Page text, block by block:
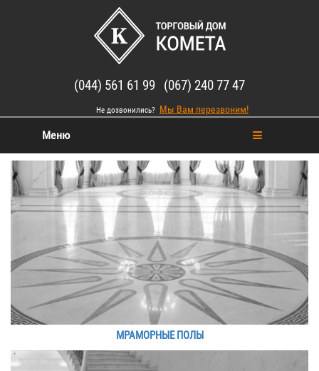
(044) 561 61 99 (067) 240 77 47
Не дозвонились? Мы Вам перезвоним!
Меню
МРАМОРНЫЕ ПОЛЫ